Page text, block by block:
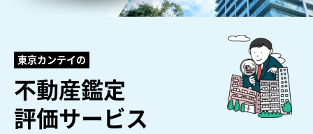
東京カンテイの
不動産鑑定
評価サービス